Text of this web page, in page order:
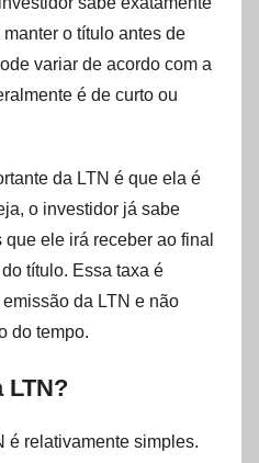
o título antes de
variar de acordo com a
é de curto ou
da LTN é que ela é
o investidor já sabe
ele irá receber ao final
título. Essa taxa é
da LTN e não
do tempo.
LTN?
é relativamente simples.